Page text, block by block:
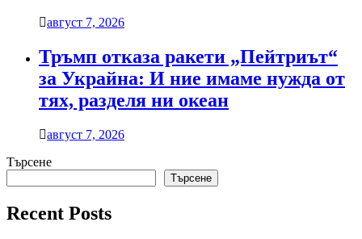
август 7, 2026
Тръмп отказа ракети „Пейтриът“
за Украйна: И ние имаме нужда от
тях, разделя ни океан
август 7, 2026
Търсене
Търсене
Recent Posts